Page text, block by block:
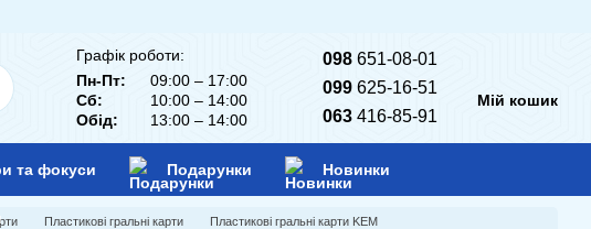
Графік роботи:
Пн-Пт:
09:00 – 17:00
Сб:
10:00 – 14:00
Обід:
13:00 – 14:00
098 651-08-01
099 625-16-51
063 416-85-91
Мій кошик
та фокуси Подарунки Новинки
Пластикові гральні карти Пластикові гральні карти KEM